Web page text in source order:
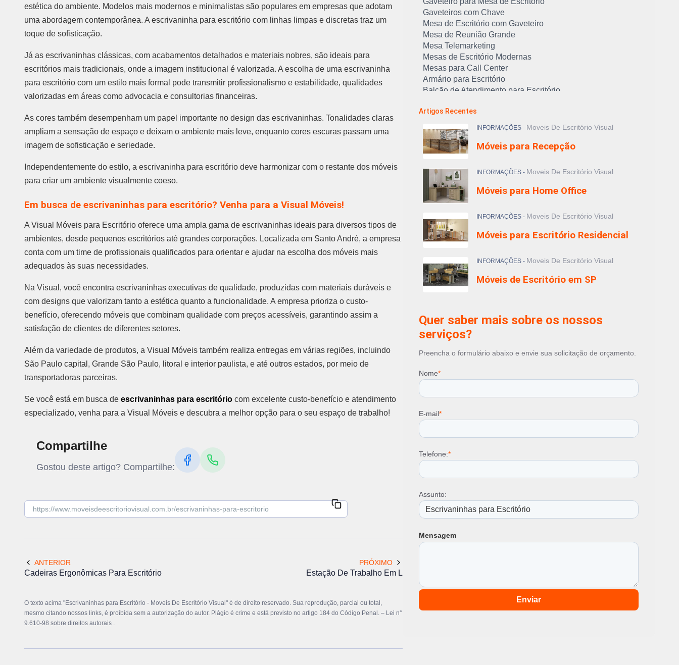
estética do ambiente. Modelos mais modernos e minimalistas são populares em empresas que adotam
uma abordagem contemporânea. A escrivaninha para escritório com linhas limpas e discretas traz um
toque de sofisticação.
Já as escrivaninhas clássicas, com acabamentos detalhados e materiais nobres, são ideais para
escritórios mais tradicionais, onde a imagem institucional é valorizada. A escolha de uma escrivaninha
para escritório com um estilo mais formal pode transmitir profissionalismo e estabilidade, qualidades
valorizadas em áreas como advocacia e consultorias financeiras.
As cores também desempenham um papel importante no design das escrivaninhas. Tonalidades claras
ampliam a sensação de espaço e deixam o ambiente mais leve, enquanto cores escuras passam uma
imagem de sofisticação e seriedade.
Independentemente do estilo, a escrivaninha para escritório deve harmonizar com o restante dos móveis
para criar um ambiente visualmente coeso.
Em busca de escrivaninhas para escritório? Venha para a Visual Móveis!
A Visual Móveis para Escritório oferece uma ampla gama de escrivaninhas ideais para diversos tipos de
ambientes, desde pequenos escritórios até grandes corporações. Localizada em Santo André, a empresa
conta com um time de profissionais qualificados para orientar e ajudar na escolha dos móveis mais
adequados às suas necessidades.
Na Visual, você encontra escrivaninhas executivas de qualidade, produzidas com materiais duráveis e
com designs que valorizam tanto a estética quanto a funcionalidade. A empresa prioriza o custo-
benefício, oferecendo móveis que combinam qualidade com preços acessíveis, garantindo assim a
satisfação de clientes de diferentes setores.
Além da variedade de produtos, a Visual Móveis também realiza entregas em várias regiões, incluindo
São Paulo capital, Grande São Paulo, litoral e interior paulista, e até outros estados, por meio de
transportadoras parceiras.
Se você está em busca de escrivaninhas para escritório com excelente custo-benefício e atendimento
especializado, venha para a Visual Móveis e descubra a melhor opção para o seu espaço de trabalho!
Compartilhe
Gostou deste artigo? Compartilhe:
ANTERIOR
Cadeiras Ergonômicas Para Escritório
PRÓXIMO
Estação De Trabalho Em L
O texto acima "Escrivaninhas para Escritório - Moveis De Escritório Visual" é de direito reservado. Sua reprodução, parcial ou total,
mesmo citando nossos links, é proibida sem a autorização do autor. Plágio é crime e está previsto no artigo 184 do Código Penal. – Lei n°
9.610-98 sobre direitos autorais .
Gaveteiros com Chave
Mesa de Escritório com Gaveteiro
Mesa de Reunião Grande
Mesa Telemarketing
Mesas de Escritório Modernas
Mesas para Call Center
Armário para Escritório
Balcão de Atendimento para Escritório
Empresa de Móveis para Escritório
Estação de Trabalho para Escritório
Estantes de Aço para Escritório
Lojas de Móveis para Escritório no ABC
Longarinas para Auditório
Longarinas para Escritório
Longarinas para Recepção
Melhores Cadeiras de Escritório
Melhores Cadeiras Ergonômicas para Home Office
Mesas para Escritório
Mobiliário de Escritório
Mobiliário Ergonômico para Escritório
Móveis de Escritório em SP
Móveis para Escritório Residencial
Móveis para Home Office
Artigos Recentes
INFORMAÇÕES - Moveis De Escritório Visual
Móveis para Recepção
INFORMAÇÕES - Moveis De Escritório Visual
Móveis para Home Office
INFORMAÇÕES - Moveis De Escritório Visual
Móveis para Escritório Residencial
INFORMAÇÕES - Moveis De Escritório Visual
Móveis de Escritório em SP
Quer saber mais sobre os nossos
serviços?
Preencha o formulário abaixo e envie sua solicitação de orçamento.
Nome*
E-mail*
Telefone:*
Assunto:
Mensagem
Enviar